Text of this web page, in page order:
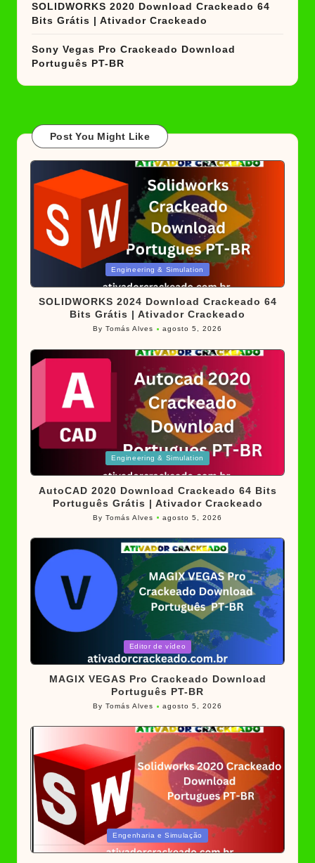
SOLIDWORKS 2020 Download Crackeado 64
Bits Grátis | Ativador Crackeado
Sony Vegas Pro Crackeado Download
Português PT-BR
Post You Might Like
Engineering & Simulation
SOLIDWORKS 2024 Download Crackeado 64
Bits Grátis | Ativador Crackeado
Posted
ByTomás Alves agosto 5, 2026
Engineering & Simulation
AutoCAD 2020 Download Crackeado 64 Bits
Português Grátis | Ativador Crackeado
Posted
ByTomás Alves agosto 5, 2026
Editor de vídeo
MAGIX VEGAS Pro Crackeado Download
Português PT-BR
Posted
ByTomás Alves agosto 5, 2026
Posted
Engenharia e Simulação